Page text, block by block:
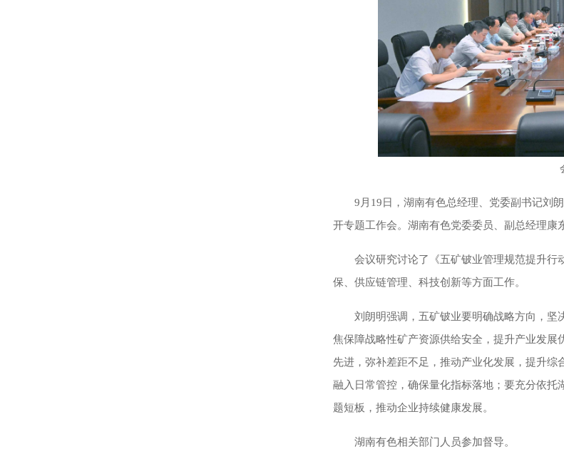
9月19日，湖南有色总经理、党委副书记刘
开专题工作会。湖南有色党委委员、副总经理康
会议研究讨论了《五矿铍业管理规范提升
保、供应链管理、科技创新等方面工作。
刘朗明强调，五矿铍业要明确战略方向，坚
焦保障战略性矿产资源供给安全，提升产业发
先进，弥补差距不足，推动产业化发展，提升
融入日常管控，确保量化指标落地；要充分依
题短板，推动企业持续健康发展。
湖南有色相关部门人员参加督导。